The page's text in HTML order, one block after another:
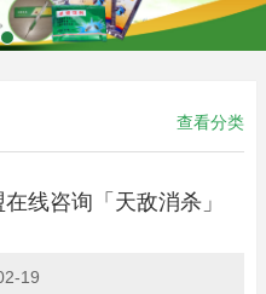
查看分类
线咨询「天敌消杀」
19